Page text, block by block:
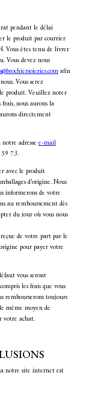
pendant le délai
le produit par courrier
Vous êtes tenu de livrer
Vous devez nous
afin
Vous serez
produit. Veuillez noter
nous aurons la
directement
notre adressee-mail
73.
avec le produit
d’origine. Nous
informerons de votre
au remboursement dès
du jour où vous nous
de votre part par le
pour payer votre
vous seront
les frais que vous
rembourserons toujours
même moyen de
votre achat.
notre site internet est